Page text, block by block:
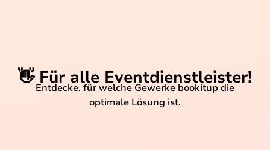
👋 Für alle Eventdienstleister!
Entdecke, für welche Gewerke bookitup die
optimale Lösung ist.